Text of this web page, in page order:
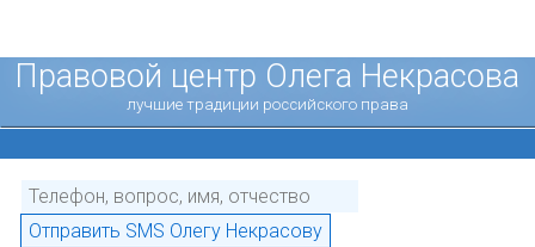
Правовой центр Олега Некрасова
лучшие традиции российского права